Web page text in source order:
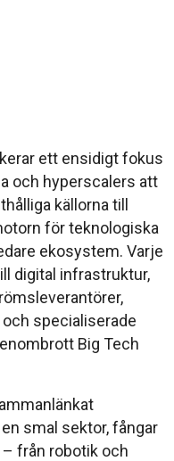
ett ensidigt fokus
och hyperscalers att
källorna till
för teknologiska
ekosystem. Varje
digital infrastruktur,
specialiserade
Big Tech
smal sektor, fångar
från robotik och